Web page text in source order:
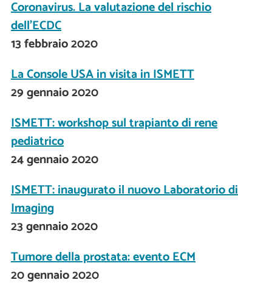
Coronavirus. La valutazione del rischio
dell’ECDC
13 febbraio 2020
La Console USA in visita in ISMETT
29 gennaio 2020
ISMETT: workshop sul trapianto di rene
pediatrico
24 gennaio 2020
ISMETT: inaugurato il nuovo Laboratorio di
Imaging
23 gennaio 2020
Tumore della prostata: evento ECM
20 gennaio 2020